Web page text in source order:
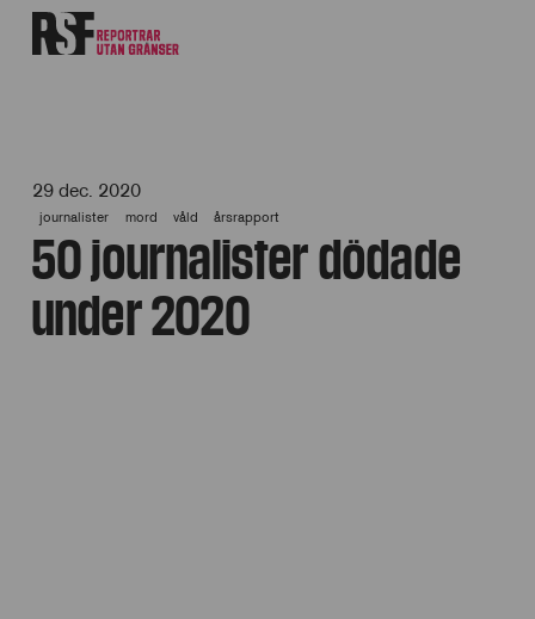
29 dec. 2020
journalister mord våld årsrapport
50 journalister dödade
under 2020